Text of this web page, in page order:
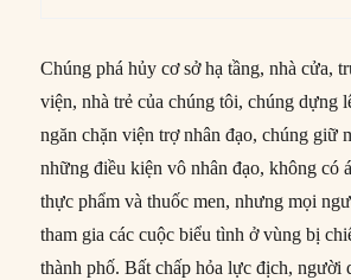
Chúng phá hủy cơ sở hạ tầng, nhà cửa,
viện, nhà trẻ của chúng tôi, chúng dựng
ngăn chặn viện trợ nhân đạo, chúng giữ
những điều kiện vô nhân đạo, không có
thực phẩm và thuốc men, nhưng mọi
tham gia các cuộc biểu tình ở vùng bị
thành phố. Bất chấp hỏa lực địch, người